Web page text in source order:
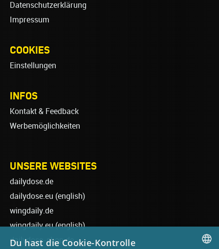
Datenschutzerklärung
Impressum
COOKIES
Einstellungen
INFOS
Kontakt & Feedback
Werbemöglichkeiten
UNSERE WEBSITES
dailydose.de
dailydose.eu (english)
wingdaily.de
wingdaily.eu(english)
dailydose-shop.de
Du hast die Cookie-Kontrolle